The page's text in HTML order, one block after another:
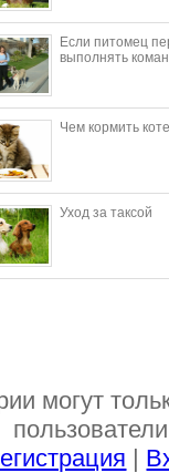
Если питомец
выполнять
Чем кормить
Уход за таксой
могут
|